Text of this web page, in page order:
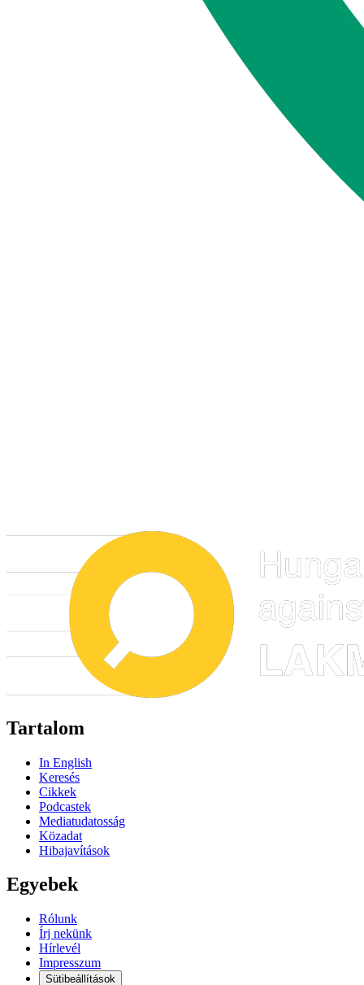
Tartalom
In English
Keresés
Cikkek
Podcastek
Mediatudatosság
Közadat
Hibajavítások
Egyebek
Rólunk
Írj nekünk
Hírlevél
Impresszum
Sütibeállítások